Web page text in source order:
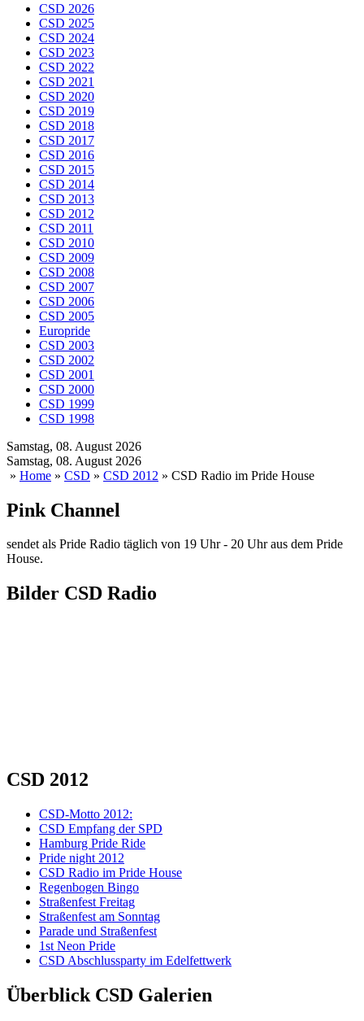
CSD 2026
CSD 2025
CSD 2024
CSD 2023
CSD 2022
CSD 2021
CSD 2020
CSD 2019
CSD 2018
CSD 2017
CSD 2016
CSD 2015
CSD 2014
CSD 2013
CSD 2012
CSD 2011
CSD 2010
CSD 2009
CSD 2008
CSD 2007
CSD 2006
CSD 2005
Europride
CSD 2003
CSD 2002
CSD 2001
CSD 2000
CSD 1999
CSD 1998
Samstag, 08. August 2026
Samstag, 08. August 2026
» Home » CSD » CSD 2012 » CSD Radio im Pride House
Pink Channel
sendet als Pride Radio täglich von 19 Uhr - 20 Uhr aus dem Pride
House.
Bilder CSD Radio
CSD 2012
CSD-Motto 2012:
CSD Empfang der SPD
Hamburg Pride Ride
Pride night 2012
CSD Radio im Pride House
Regenbogen Bingo
Straßenfest Freitag
Straßenfest am Sonntag
Parade und Straßenfest
1st Neon Pride
CSD Abschlussparty im Edelfettwerk
Überblick CSD Galerien